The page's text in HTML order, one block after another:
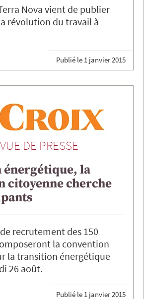
Nova vient de publier
révolution du travail à
Publié le 1 janvier 2015
DE PRESSE
la
citoyenne cherche
recrutement des 150
la convention
la transition énergétique
26 août.
Publié le 1 janvier 2015